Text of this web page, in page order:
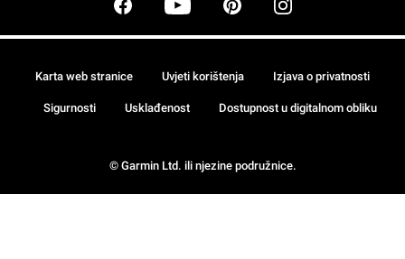
© Garmin Ltd. ili njezine podružnice.
Karta web stranice Uvjeti korištenja Izjava o privatnosti
Sigurnosti Usklađenost Dostupnost u digitalnom obliku